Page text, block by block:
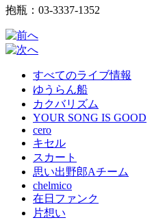
抱瓶：03-3337-1352
すべてのライブ情報
ゆうらん船
カクバリズム
YOUR SONG IS GOOD
cero
キセル
スカート
思い出野郎Aチーム
chelmico
在日ファンク
片想い